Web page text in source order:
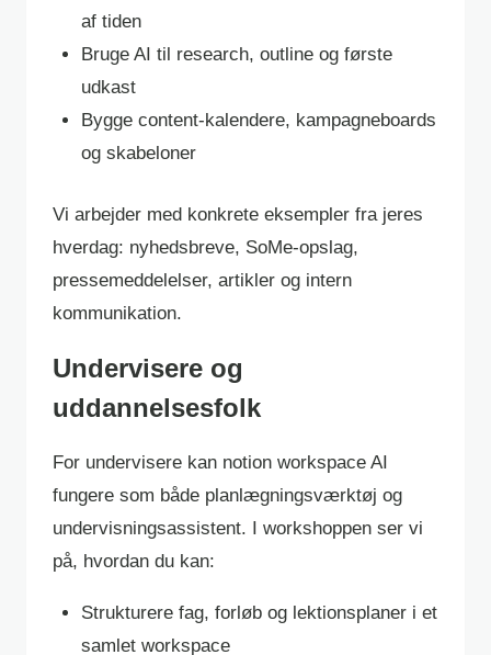
af tiden
Bruge AI til research, outline og første
udkast
Bygge content-kalendere, kampagneboards
og skabeloner
Vi arbejder med konkrete eksempler fra jeres
hverdag: nyhedsbreve, SoMe-opslag,
pressemeddelelser, artikler og intern
kommunikation.
Undervisere og
uddannelsesfolk
For undervisere kan notion workspace AI
fungere som både planlægningsværktøj og
undervisningsassistent. I workshoppen ser vi
på, hvordan du kan:
Strukturere fag, forløb og lektionsplaner i et
samlet workspace